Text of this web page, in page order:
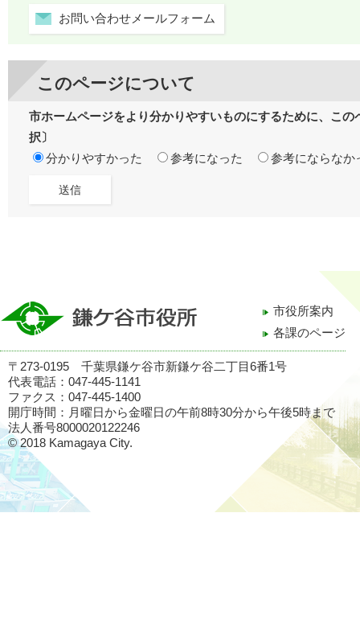
お問い合わせメールフォーム
このページについて
市ホームページをより分かりやすいものにするために、こ
択〕
分かりやすかった
参考になった 参考にならなか
市役所案内
各課のページ
〒273-0195 千葉県鎌ケ谷市新鎌ケ谷二丁目6番1号
代表電話：047-445-1141
ファクス：047-445-1400
開庁時間：月曜日から金曜日の午前8時30分から午後5時まで
法人番号8000020122246
© 2018 Kamagaya City.